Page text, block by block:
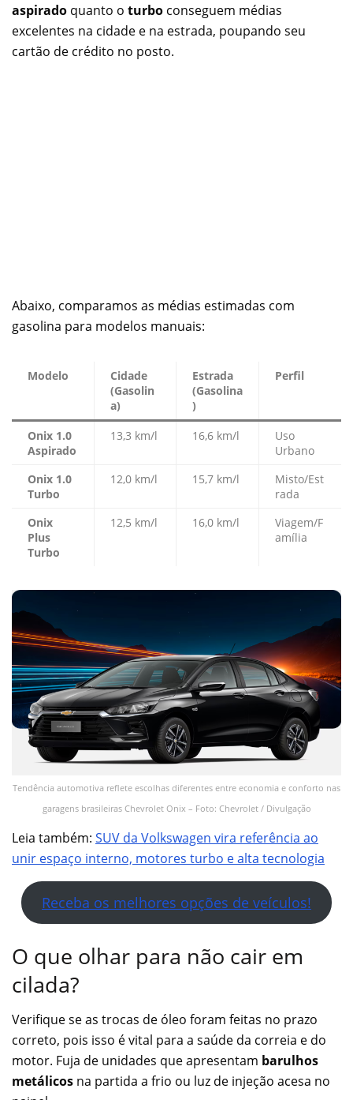
aspirado quanto o turbo conseguem médias
excelentes na cidade e na estrada, poupando seu
cartão de crédito no posto.
Abaixo, comparamos as médias estimadas com
gasolina para modelos manuais:
Modelo
Cidade
(Gasolin
a)
Estrada
(Gasolina
)
Perfil
Onix 1.0
Aspirado
13,3 km/l 16,6 km/l
Uso
Urbano
Onix 1.0
Turbo
12,0 km/l 15,7 km/l
Misto/Est
rada
Onix
Plus
Turbo
12,5 km/l 16,0 km/l
Viagem/F
amília
Tendência automotiva reflete escolhas diferentes entre economia e conforto nas
garagens brasileiras Chevrolet Onix – Foto: Chevrolet / Divulgação
Leia também: SUV da Volkswagen vira referência ao
unir espaço interno, motores turbo e alta tecnologia
Receba os melhores opções de veículos!
O que olhar para não cair em
cilada?
Verifique se as trocas de óleo foram feitas no prazo
correto, pois isso é vital para a saúde da correia e do
motor. Fuja de unidades que apresentam barulhos
metálicos na partida a frio ou luz de injeção acesa no